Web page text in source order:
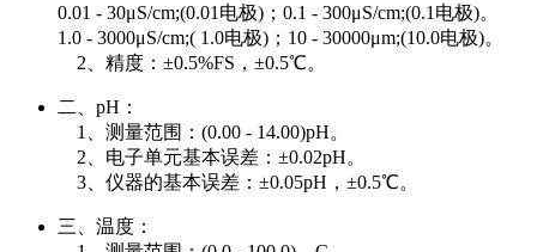
0.01 - 30μS/cm;(0.01电极)；0.1 - 300μS/cm;(0.1电极)。
1.0 - 3000μS/cm;( 1.0电极)；10 - 30000μm;(10.0电极)。
2、精度：±0.5%FS，±0.5℃。
二、pH：
1、测量范围：(0.00 - 14.00)pH。
2、电子单元基本误差：±0.02pH。
3、仪器的基本误差：±0.05pH，±0.5℃。
三、温度：